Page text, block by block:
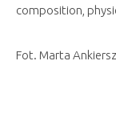
composition,
Fot. Marta